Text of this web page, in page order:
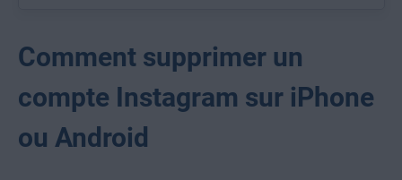
Comment supprimer un
compte Instagram sur iPhone
ou Android